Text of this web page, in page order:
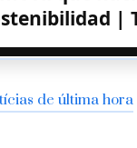
|
de última hora